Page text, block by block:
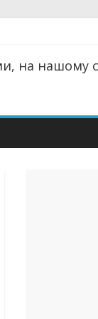
на нашому